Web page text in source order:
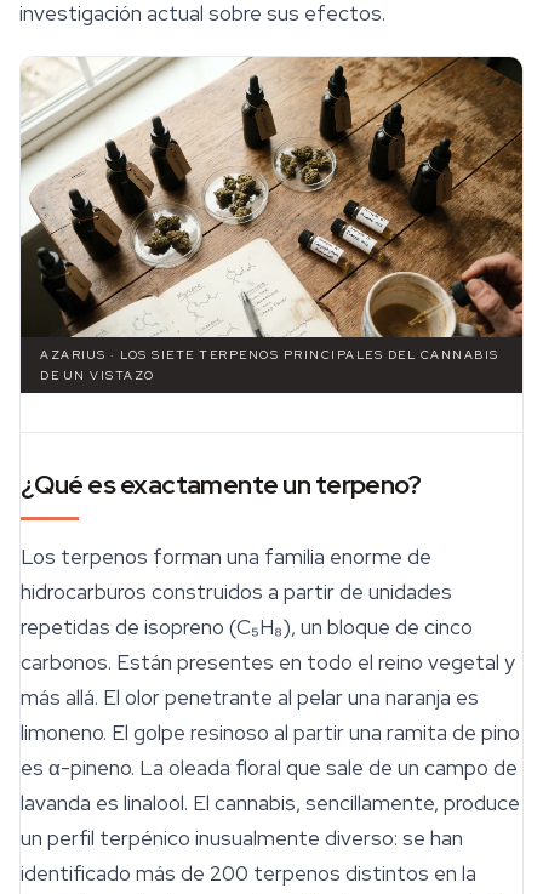
investigación actual sobre sus efectos.
AZARIUS · LOS SIETE TERPENOS PRINCIPALES DEL CANNABIS
DE UN VISTAZO
¿Qué es exactamente un terpeno?
Los terpenos forman una familia enorme de
hidrocarburos construidos a partir de unidades
repetidas de isopreno (C₅H₈), un bloque de cinco
carbonos. Están presentes en todo el reino vegetal y
más allá. El olor penetrante al pelar una naranja es
limoneno. El golpe resinoso al partir una ramita de pino
es α-pineno. La oleada floral que sale de un campo de
lavanda es linalool. El cannabis, sencillamente, produce
un perfil terpénico inusualmente diverso: se han
identificado más de 200 terpenos distintos en la